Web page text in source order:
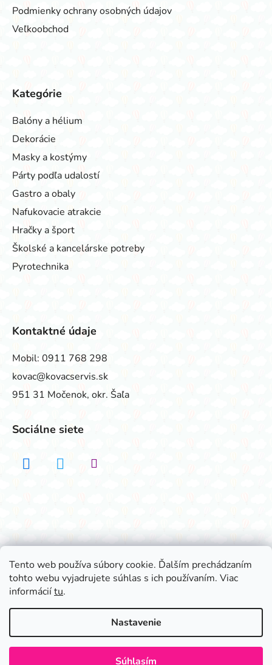
Tento web používa súbory cookie. Ďalším prechádzaním
tohto webu vyjadrujete súhlas s ich používaním. Viac
informáciítu.
Nastavenie
Súhlasím
Podmienky ochrany osobných údajov
Veľkoobchod
Kategórie
Balóny a hélium
Dekorácie
Masky a kostýmy
Párty podľa udalostí
Gastro a obaly
Nafukovacie atrakcie
Hračky a šport
Školské a kancelárske potreby
Pyrotechnika
Kontaktné údaje
Mobil: 0911 768 298
kovac@kovacservis.sk
951 31 Močenok, okr. Šaľa
Sociálne siete
vyhradené.